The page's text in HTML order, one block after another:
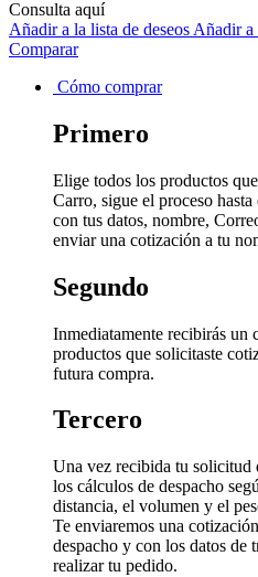
Consulta aquí
Añadir a la lista de deseos Añadir a
Comparar
Cómo comprar
Primero
Elige todos los productos
Carro, sigue el proceso
con tus datos, nombre,
enviar una cotización a tu
Segundo
Inmediatamente recibirás un
productos que solicitaste
futura compra.
Tercero
Una vez recibida tu solicitud
los cálculos de despacho
distancia, el volumen y el
Te enviaremos una
despacho y con los datos de
realizar tu pedido.